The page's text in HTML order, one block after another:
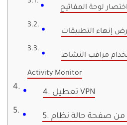
لوحة المفاتيح
إنهاء التطبيقات
مراقب النشاط
Activity Monitor
4. تعطيل VPN